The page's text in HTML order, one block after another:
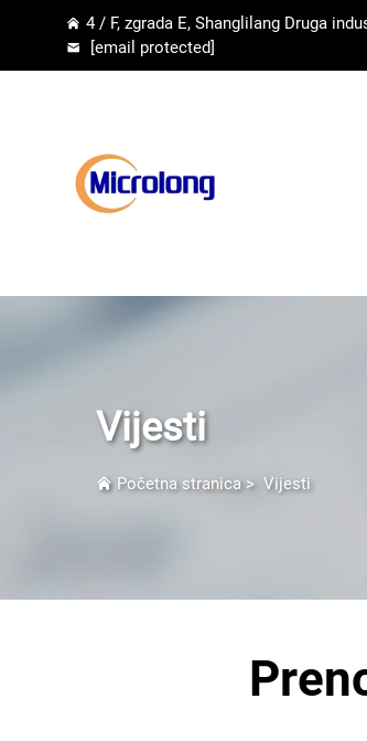
4 / F, zgrada E, Shanglilang Druga
[email protected]
Vijesti
Početna stranica> Vijesti